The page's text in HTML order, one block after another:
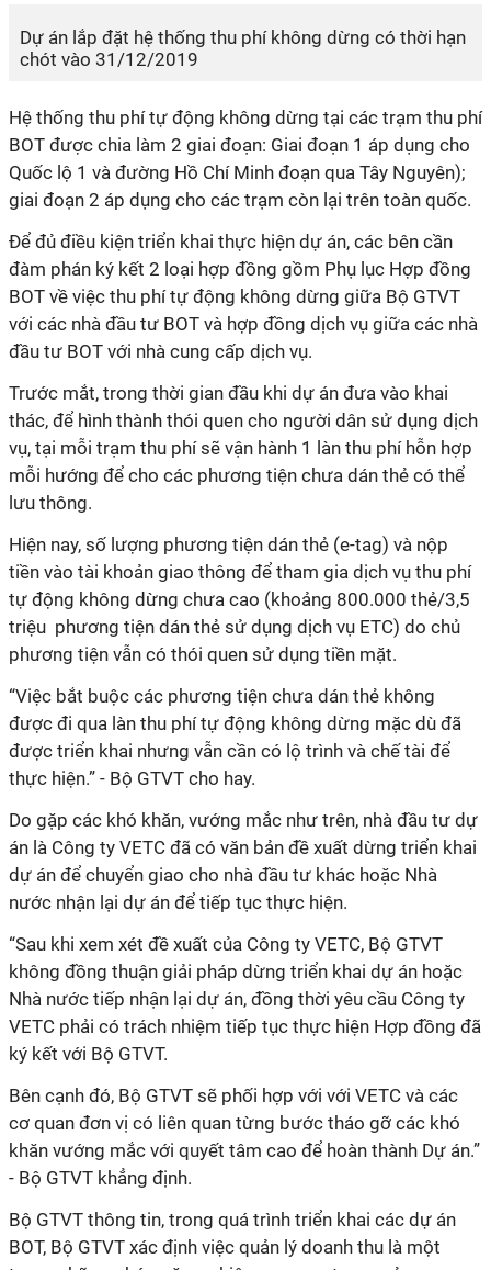
Dự án lắp đặt hệ thống thu phí không dừng có thời hạn
chót vào 31/12/2019
Hệ thống thu phí tự động không dừng tại các trạm thu phí
BOT được chia làm 2 giai đoạn: Giai đoạn 1 áp dụng cho
Quốc lộ 1 và đường Hồ Chí Minh đoạn qua Tây Nguyên);
giai đoạn 2 áp dụng cho các trạm còn lại trên toàn quốc.
Để đủ điều kiện triển khai thực hiện dự án, các bên cần
đàm phán ký kết 2 loại hợp đồng gồm Phụ lục Hợp đồng
BOT về việc thu phí tự động không dừng giữa Bộ GTVT
với các nhà đầu tư BOT và hợp đồng dịch vụ giữa các nhà
đầu tư BOT với nhà cung cấp dịch vụ.
Trước mắt, trong thời gian đầu khi dự án đưa vào khai
thác, để hình thành thói quen cho người dân sử dụng dịch
vụ, tại mỗi trạm thu phí sẽ vận hành 1 làn thu phí hỗn hợp
mỗi hướng để cho các phương tiện chưa dán thẻ có thể
lưu thông.
Hiện nay, số lượng phương tiện dán thẻ (e-tag) và nộp
tiền vào tài khoản giao thông để tham gia dịch vụ thu phí
tự động không dừng chưa cao (khoảng 800.000 thẻ/3,5
triệu phương tiện dán thẻ sử dụng dịch vụ ETC) do chủ
phương tiện vẫn có thói quen sử dụng tiền mặt.
“Việc bắt buộc các phương tiện chưa dán thẻ không
được đi qua làn thu phí tự động không dừng mặc dù đã
được triển khai nhưng vẫn cần có lộ trình và chế tài để
thực hiện.” - Bộ GTVT cho hay.
Do gặp các khó khăn, vướng mắc như trên, nhà đầu tư dự
án là Công ty VETC đã có văn bản đề xuất dừng triển khai
dự án để chuyển giao cho nhà đầu tư khác hoặc Nhà
nước nhận lại dự án để tiếp tục thực hiện.
“Sau khi xem xét đề xuất của Công ty VETC, Bộ GTVT
không đồng thuận giải pháp dừng triển khai dự án hoặc
Nhà nước tiếp nhận lại dự án, đồng thời yêu cầu Công ty
VETC phải có trách nhiệm tiếp tục thực hiện Hợp đồng đã
ký kết với Bộ GTVT.
Bên cạnh đó, Bộ GTVT sẽ phối hợp với với VETC và các
cơ quan đơn vị có liên quan từng bước tháo gỡ các khó
khăn vướng mắc với quyết tâm cao để hoàn thành Dự án.”
- Bộ GTVT khẳng định.
Bộ GTVT thông tin, trong quá trình triển khai các dự án
BOT, Bộ GTVT xác định việc quản lý doanh thu là một